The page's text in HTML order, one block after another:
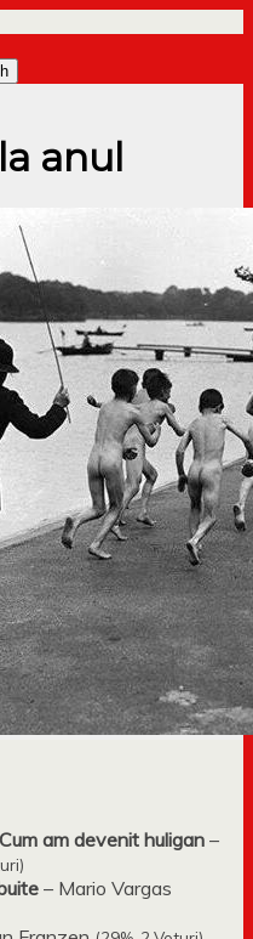
anul
am devenit huligan–
– Mario Vargas